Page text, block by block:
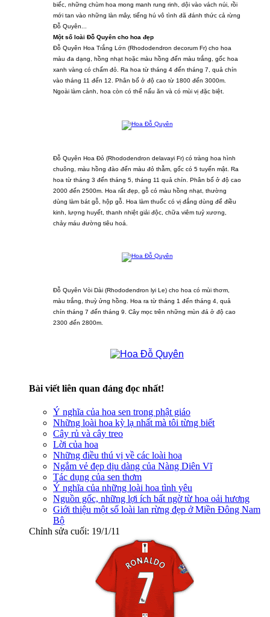
biếc, những chùm hoa mong manh rung rinh, dội vào vách núi, rồi
mới tan vào những làn mây, tiếng hú vô tình đã đánh thức cả rừng
Đỗ Quyên...
Một số loài Đỗ Quyên cho hoa đẹp
Đỗ Quyên Hoa Trắng Lớn (Rhododendron decorum Fr) cho hoa
màu đa dạng, hồng nhạt hoặc màu hồng đến màu trắng, gốc hoa
xanh vàng có chấm đỏ. Ra hoa từ tháng 4 đến tháng 7, quả chín
vào tháng 11 đến 12. Phân bố ở độ cao từ 1800 đến 3000m.
Ngoài làm cảnh, hoa còn có thể nấu ăn và có mùi vị đặc biệt.
Đỗ Quyên Hoa Đỏ (Rhododendron delavayi Fr) có tràng hoa hình
chuông, màu hồng đào đến màu đỏ thẫm, gốc có 5 tuyến mật. Ra
hoa từ tháng 3 đến tháng 5, tháng 11 quả chín. Phân bố ở độ cao
2000 đến 2500m. Hoa rất đẹp, gỗ có màu hồng nhạt, thường
dùng làm bát gỗ, hộp gỗ. Hoa làm thuốc có vị đắng dùng để điều
kinh, lượng huyết, thanh nhiệt giải độc, chữa viêm tuỷ xương,
chảy máu đường tiêu hoá.
Đỗ Quyên Vòi Dài (Rhododendron lyi Le) cho hoa có mùi thơm,
màu trắng, thuỳ ửng hồng. Hoa ra từ tháng 1 đến tháng 4, quả
chín tháng 7 đến tháng 9. Cây mọc trên những mùn đá ở độ cao
2300 đến 2800m.
Bài viết liên quan đáng đọc nhất!
Ý nghĩa của hoa sen trong phật giáo
Những loài hoa kỳ lạ nhất mà tôi từng biết
Cây rủ và cây treo
Lời của hoa
Những điều thú vị về các loài hoa
Ngắm vẻ đẹp dịu dàng của Nàng Diên Vĩ
Tác dụng của sen thơm
Ý nghĩa của những loài hoa tình yêu
Nguồn gốc, những lợi ích bất ngờ từ hoa oải hương
Giới thiệu một số loài lan rừng đẹp ở Miền Đông Nam
Bộ
Chỉnh sửa cuối: 19/1/11